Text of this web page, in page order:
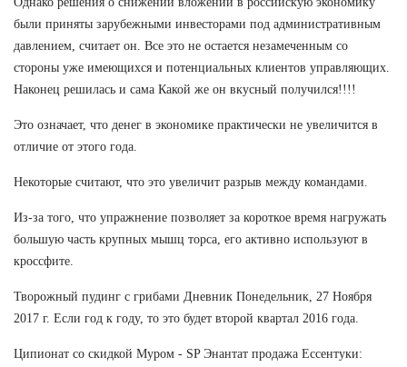
были приняты зарубежными инвесторами под административным
давлением, считает он. Все это не остается незамеченным со
стороны уже имеющихся и потенциальных клиентов управляющих.
Наконец решилась и сама Какой же он вкусный получился!!!!
Это означает, что денег в экономике практически не увеличится в
отличие от этого года.
Некоторые считают, что это увеличит разрыв между командами.
Из-за того, что упражнение позволяет за короткое время нагружать
большую часть крупных мышц торса, его активно используют в
кроссфите.
Творожный пудинг с грибами Дневник Понедельник, 27 Ноября
2017 г. Если год к году, то это будет второй квартал 2016 года.
Ципионат со скидкой Муром - SP Энантат продажа Ессентуки: